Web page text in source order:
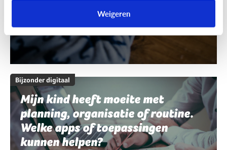
Weigeren
Bijzonder digitaal
Mijn kind heeft moeite met
planning, organisatie of routine.
Welke apps of toepassingen
kunnen helpen?